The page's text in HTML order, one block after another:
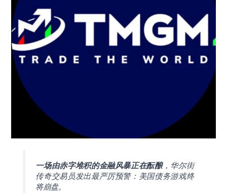
一场由赤字堆积的金融风暴正在酝酿，华尔街
传奇交易员发出最严厉预警：美国债务游戏终
将崩盘。